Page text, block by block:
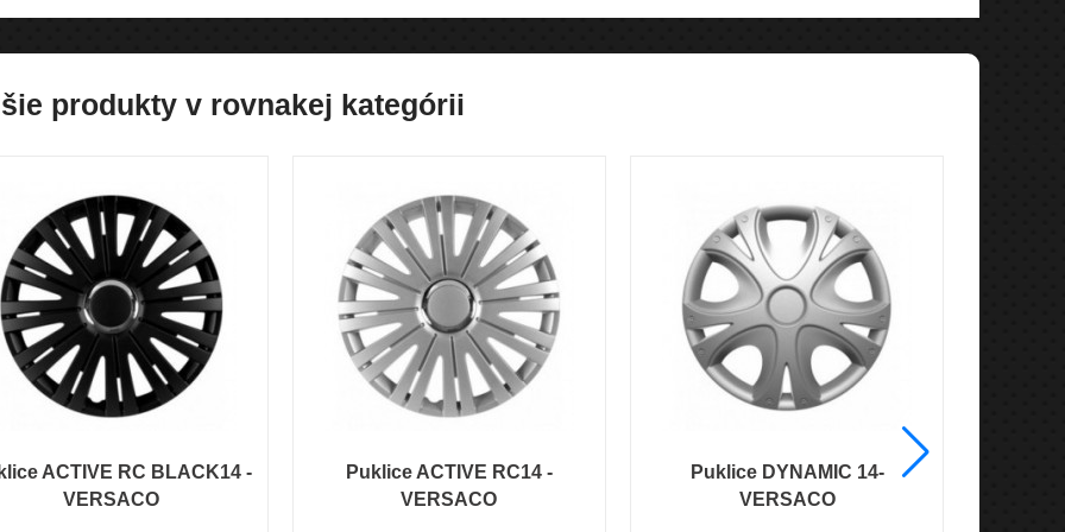
produkty v rovnakej kategórii
ACTIVE RC BLACK14 -
VERSACO
Puklice ACTIVE RC14 -
VERSACO
Puklice DYNAMIC 14-
VERSACO